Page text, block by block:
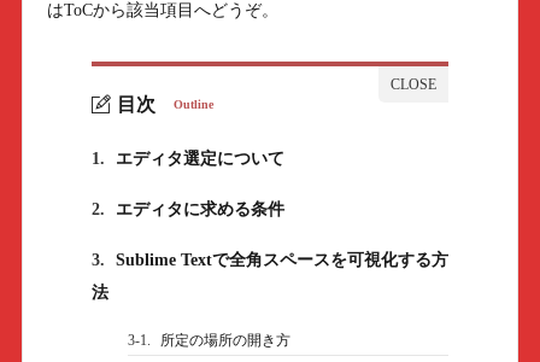
はToCから該当項目へどうぞ。
目次 Outline
1. エディタ選定について
2. エディタに求める条件
3.
Sublime Textで全角スペースを可視化する方
法
3-1. 所定の場所の開き方